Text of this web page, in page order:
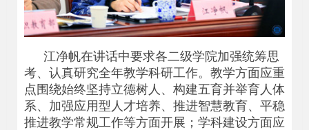
江净帆在讲话中要求各二级学院加强统筹思
考、认真研究全年教学科研工作。教学方面应重
点围绕始终坚持立德树人、构建五育并举育人体
系、加强应用型人才培养、推进智慧教育、平稳
推进教学常规工作等方面开展；学科建设方面应